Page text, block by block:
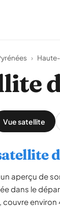
›
Vue satellite
aperçu de
dans le